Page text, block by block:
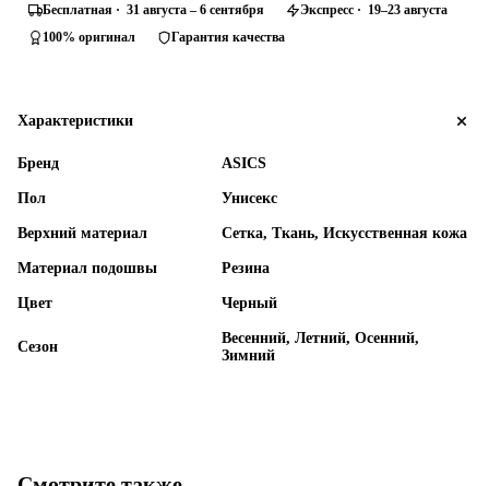
Бесплатная · 31 августа – 6 сентября
Экспресс · 19–23 августа
100% оригинал
Гарантия качества
Характеристики
Бренд ASICS
Пол Унисекс
Верхний материал Сетка, Ткань, Искусственная кожа
Материал подошвы Резина
Цвет Черный
Сезон
Весенний, Летний, Осенний,
Зимний